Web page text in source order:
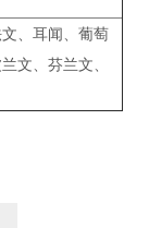
、耳闻、葡萄
文、芬兰文、